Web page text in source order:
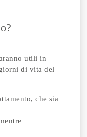
utili in
di vita del
che sia